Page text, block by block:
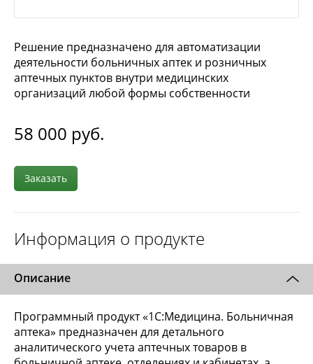
Решение предназначено для автоматизации
деятельности больничных аптек и розничных
аптечных пунктов внутри медицинских
организаций любой формы собственности
58 000 руб.
Заказать
Информация о продукте
Описание
Программный продукт «1C:Медицина. Больничная
аптека» предназначен для детального
аналитического учета аптечных товаров в